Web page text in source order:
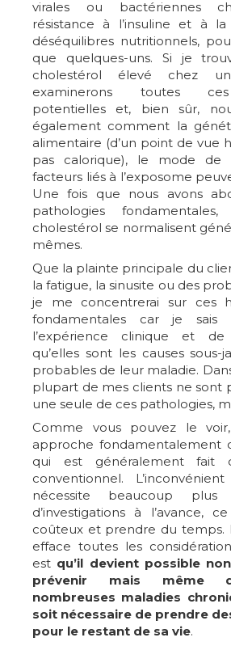
virales ou bactériennes
résistance à l’insuline et à
déséquilibres nutritionnels,
que quelques-uns. Si je
cholestérol élevé chez
examinerons toutes
potentielles et, bien sûr,
également comment la
alimentaire (d’un point de vue
pas calorique), le mode de
facteurs liés à l’exposome
Une fois que nous avons
pathologies
cholestérol se normalisent
mêmes.
Que la plainte principale du
la fatigue, la sinusite ou des
je me concentrerai sur ces
fondamentales car je
l’expérience clinique et
qu’elles sont les causes sous-
probables de leur maladie.
plupart de mes clients ne sont
une seule de ces pathologies,
Comme vous pouvez le voir,
approche fondamentalement
qui est généralement fait
conventionnel.
nécessite beaucoup
d’investigations à l’avance,
coûteux et prendre du temps.
efface toutes les
est qu’il devient possible
prévenir mais même
nombreuses maladies
soit nécessaire de prendre
pour le restant de sa vie.